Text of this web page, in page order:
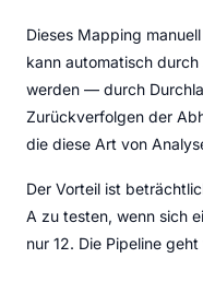
Dieses Mapping
kann automatisch
werden — durch
Zurückverfolgen der
die diese Art von
Der Vorteil ist
A zu testen, wenn sich
nur 12. Die Pipeline